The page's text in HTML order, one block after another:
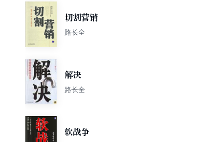
切割营销
路长全
解决
路长全
软战争